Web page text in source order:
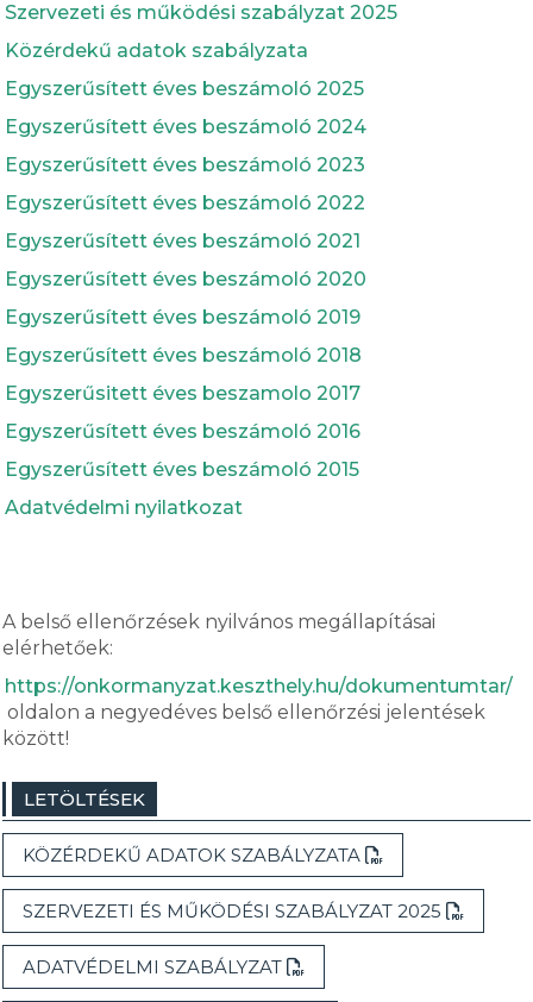
Szervezeti és működési szabályzat 2025
Közérdekű adatok szabályzata
Egyszerűsített éves beszámoló 2025
Egyszerűsített éves beszámoló 2024
Egyszerűsített éves beszámoló 2023
Egyszerűsített éves beszámoló 2022
Egyszerűsített éves beszámoló 2021
Egyszerűsített éves beszámoló 2020
Egyszerűsített éves beszámoló 2019
Egyszerűsített éves beszámoló 2018
Egyszerűsitett éves beszamolo 2017
Egyszerűsített éves beszámoló 2016
Egyszerűsített éves beszámoló 2015
Adatvédelmi nyilatkozat
A belső ellenőrzések nyilvános megállapításai
elérhetőek:
https://onkormanyzat.keszthely.hu/dokumentumtar/
oldalon a negyedéves belső ellenőrzési jelentések
között!
LETÖLTÉSEK
KÖZÉRDEKŰ ADATOK SZABÁLYZATA
SZERVEZETI ÉS MŰKÖDÉSI SZABÁLYZAT 2025
ADATVÉDELMI SZABÁLYZAT